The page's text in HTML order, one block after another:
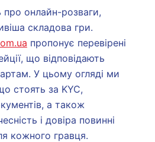
онлайн-розваги,
складова гри.
пропонує перевірені
що відповідають
У цьому огляді ми
стоять за KYC,
а також
і довіра повинні
кожного гравця.